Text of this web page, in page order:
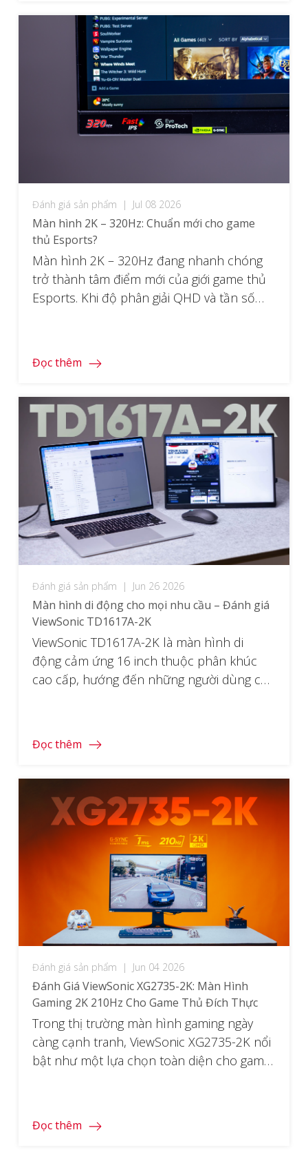
Đánh giá sản phẩm | Jul 08 2026
Màn hình 2K – 320Hz: Chuẩn mới cho game
thủ Esports?
Màn hình 2K – 320Hz đang nhanh chóng
trở thành tâm điểm mới của giới game thủ
Esports. Khi độ phân giải QHD và tần số
nhòa. […]
Đọc thêm
Đánh giá sản phẩm | Jun 26 2026
Màn hình di động cho mọi nhu cầu – Đánh giá
ViewSonic TD1617A-2K
ViewSonic TD1617A-2K là màn hình di
động cảm ứng 16 inch thuộc phân khúc
cao cấp, hướng đến những người dùng cần
nghiệm trên Nintendo Switch ở bất cứ đâu.
Đọc thêm
Đánh giá sản phẩm | Jun 04 2026
Đánh Giá ViewSonic XG2735-2K: Màn Hình
Gaming 2K 210Hz Cho Game Thủ Đích Thực
Trong thị trường màn hình gaming ngày
càng cạnh tranh, ViewSonic XG2735-2K nổi
bật như một lựa chọn toàn diện cho game
giải QHD 2560×1440, tần số […]
Đọc thêm